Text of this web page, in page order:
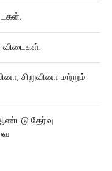
விடைகள்.
சிறுவினா மற்றும்
தேர்வு